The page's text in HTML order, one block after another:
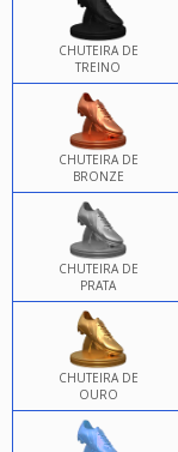
CHUTEIRA DE
TREINO
CHUTEIRA DE
BRONZE
CHUTEIRA DE
PRATA
CHUTEIRA DE
OURO